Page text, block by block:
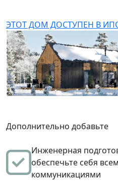
ЭТОТ ДОМ ДОСТУПЕН В
Дополнительно добавьте
Инженерная
обеспечьте себя
коммуникациями